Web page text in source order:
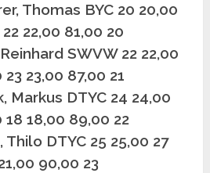
Thomas BYC 20 20,00
22,00 81,00 20
SWVW 22 22,00
23,00 87,00 21
Markus DTYC 24 24,00
18 18,00 89,00 22
Thilo DTYC 25 25,00 27
90,00 23